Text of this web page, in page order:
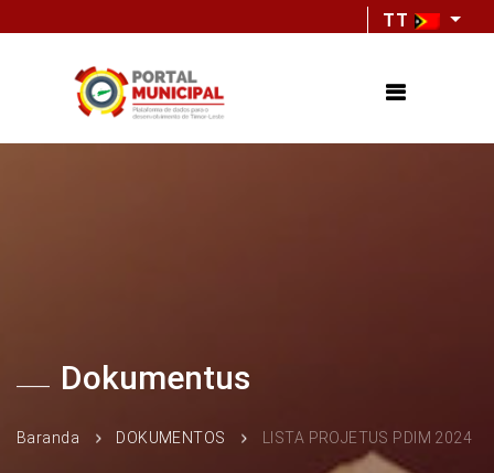
TT
Dokumentus
Baranda DOKUMENTOS LISTA PROJETUS PDIM 2024